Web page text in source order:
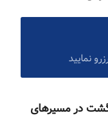
نمایید
در مسیرهای